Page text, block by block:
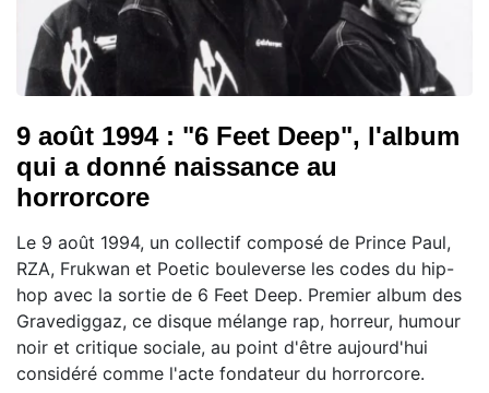
9 août 1994 : "6 Feet Deep", l'album
qui a donné naissance au
horrorcore
Le 9 août 1994, un collectif composé de Prince Paul,
RZA, Frukwan et Poetic bouleverse les codes du hip-
hop avec la sortie de 6 Feet Deep. Premier album des
Gravediggaz, ce disque mélange rap, horreur, humour
noir et critique sociale, au point d'être aujourd'hui
considéré comme l'acte fondateur du horrorcore.